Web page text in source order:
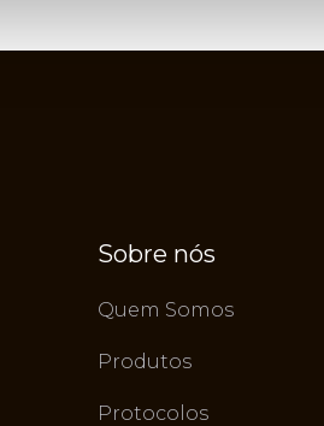
Sobre nós
Quem Somos
Produtos
Protocolos